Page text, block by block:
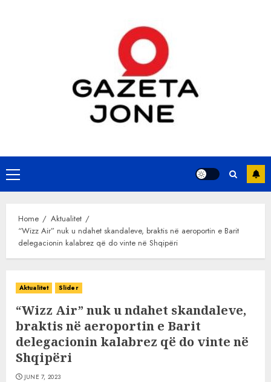
Primary
Menu
Home
Aktualitet
“Wizz Air” nuk u ndahet skandaleve, braktis në aeroportin e Barit
delegacionin kalabrez që do vinte në Shqipëri
Aktualitet Slider
“Wizz Air” nuk u ndahet skandaleve,
braktis në aeroportin e Barit
delegacionin kalabrez që do vinte në
Shqipëri
JUNE 7, 2023